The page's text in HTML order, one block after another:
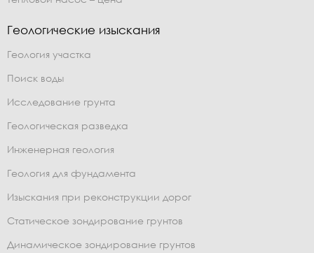
Геологические изыскания
Геология участка
Поиск воды
Исследование грунта
Геологическая разведка
Инженерная геология
Геология для фундамента
Изыскания при реконструкции дорог
Статическое зондирование грунтов
Динамическое зондирование грунтов